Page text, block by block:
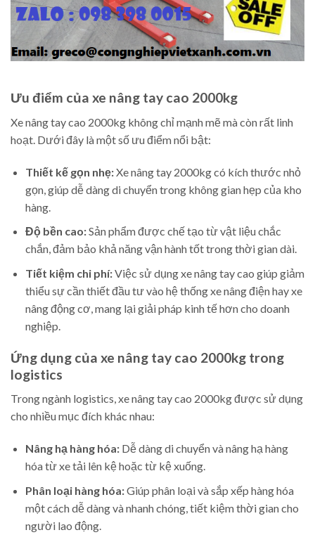
Ưu điểm của xe nâng tay cao 2000kg
Xe nâng tay cao 2000kg không chỉ mạnh mẽ mà còn rất linh
hoạt. Dưới đây là một số ưu điểm nổi bật:
Thiết kế gọn nhẹ:Xe nâng tay 2000kg có kích thước nhỏ
gọn, giúp dễ dàng di chuyển trong không gian hẹp của kho
hàng.
Độ bền cao:Sản phẩm được chế tạo từ vật liệu chắc
chắn, đảm bảo khả năng vận hành tốt trong thời gian dài.
Tiết kiệm chi phí:Việc sử dụng xe nâng tay cao giúp giảm
thiểu sự cần thiết đầu tư vào hệ thống xe nâng điện hay xe
nâng động cơ, mang lại giải pháp kinh tế hơn cho doanh
nghiệp.
Ứng dụng của xe nâng tay cao 2000kg trong
logistics
Trong ngành logistics, xe nâng tay cao 2000kg được sử dụng
cho nhiều mục đích khác nhau:
Nâng hạ hàng hóa:Dễ dàng di chuyển và nâng hạ hàng
hóa từ xe tải lên kệ hoặc từ kệ xuống.
Phân loại hàng hóa:Giúp phân loại và sắp xếp hàng hóa
một cách dễ dàng và nhanh chóng, tiết kiệm thời gian cho
người lao động.